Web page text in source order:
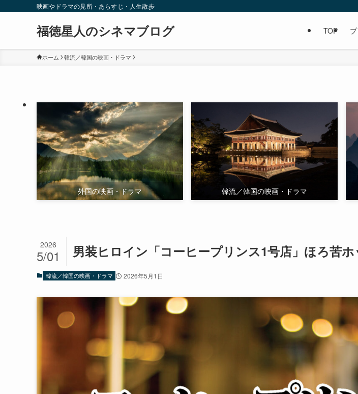
映画やドラマの見所・あらすじ・人生散歩
福徳星人のシネマブログ TOP
ホーム 韓流／韓国の映画・ドラマ
外国の映画・ドラマ 韓流／韓国の映画・ドラマ
男装ヒロイン「コーヒープリンス1号店」ほろ苦
2026
5/01
韓流／韓国の映画・ドラマ 2026年5月1日